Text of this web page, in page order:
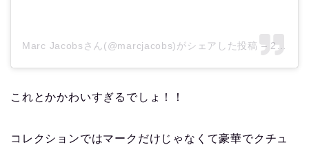
Marc Jacobsさん(@marcjacobs)がシェアした投稿 – 2018年12月月14日午前10時10分PST
これとかかわいすぎるでしょ！！
コレクションではマークだけじゃなくて豪華でクチュ